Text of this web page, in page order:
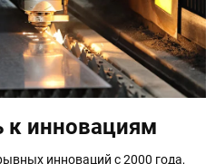
к инновациям
инноваций с 2000 года,